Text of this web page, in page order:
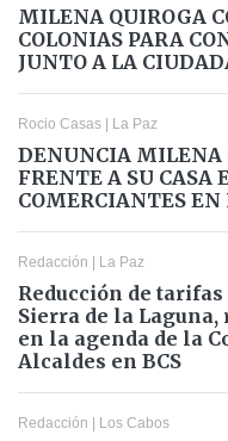
MILENA QUIROGA
COLONIAS PARA
JUNTO A LA
Rocio Casas La Paz
DENUNCIA MILENA
FRENTE A SU
COMERCIANTES EN
Redacción La Paz
Reducción de
Sierra de la Laguna,
en la agenda de la
Alcaldes en BCS
Redacción Los Cabos